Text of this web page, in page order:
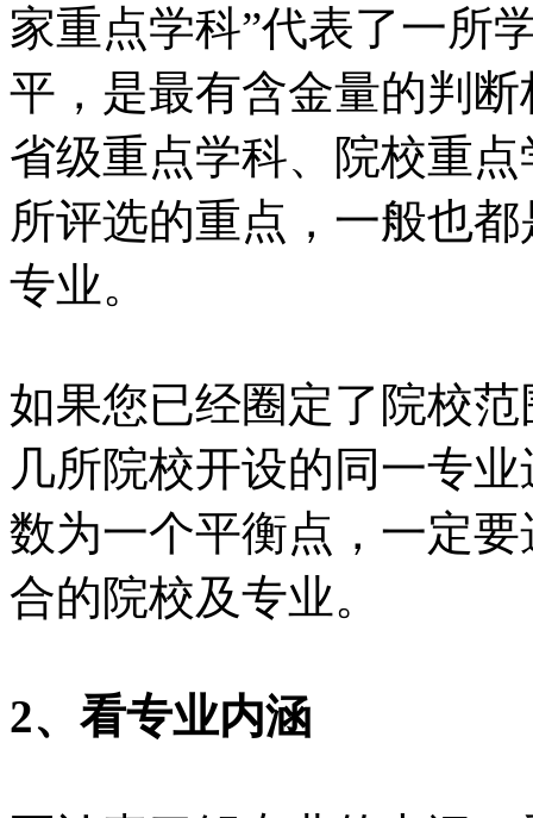
家重点学科”代表了一所
平，是最有含金量的判
省级重点学科、院校重
所评选的重点，一般也
专业。
如果您已经圈定了院校
几所院校开设的同一专
数为一个平衡点，一定
合的院校及专业。
2、看专业内涵